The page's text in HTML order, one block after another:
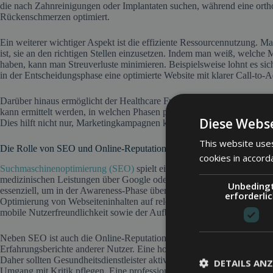
die nach Zahnreinigungen oder Implantaten suchen, während eine
Rückenschmerzen optimiert.
Ein weiterer wichtiger Aspekt ist die effiziente Ressourcennutzung.
ist, sie an den richtigen Stellen einzusetzen. Indem man weiß,
haben, kann man Streuverluste minimieren. Beispielsweise lohnt es
in der Entscheidungsphase eine optimierte Website mit klarer Call-to-
Darüber hinaus ermöglicht der Healthcare Funnel eine bessere
kann ermittelt werden, in welchen Phasen potenzielle Patienten
Dies hilft nicht nur, Marketingkampagnen kontinuierlich zu
Die Rolle von SEO und Online-Reputation im Healthcare Funnel
Suchmaschinenoptimierung (SEO) spielt eine zentrale Rolle im
medizinischen Leistungen über Google oder andere Suchmaschinen
essenziell, um in der Awareness-Phase überhaupt wahrgenommen zu
Optimierung von Webseiteninhalten auf relevante Suchbegriffe,
mobile Nutzerfreundlichkeit sowie der Aufbau von qualitativ
Neben SEO ist auch die Online-Reputation von großer Bedeutung.
Erfahrungsberichte anderer Nutzer. Eine hohe Anzahl positiver
Daher sollten Gesundheitsdienstleister aktiv um Bewertungen bitten,
Umgang mit Kritik pflegen. Eine professionelle Online-
Diese
This website
cookies in
DETAILS